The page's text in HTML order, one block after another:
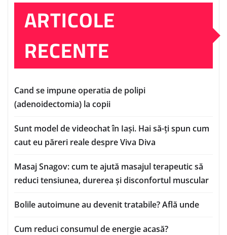
ARTICOLE
RECENTE
Cand se impune operatia de polipi
(adenoidectomia) la copii
Sunt model de videochat în Iași. Hai să-ți spun cum
caut eu păreri reale despre Viva Diva
Masaj Snagov: cum te ajută masajul terapeutic să
reduci tensiunea, durerea și disconfortul muscular
Bolile autoimune au devenit tratabile? Află unde
Cum reduci consumul de energie acasă?